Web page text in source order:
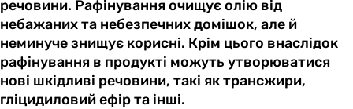
речовини. Рафінування очищує олію від
небажаних та небезпечних домішок, але й
неминуче знищує корисні. Крім цього внаслідок
рафінування в продукті можуть утворюватися
нові шкідливі речовини, такі як трансжири,
гліцидиловий ефір та інші.